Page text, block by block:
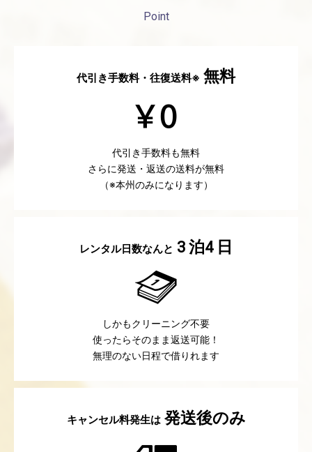
Point
代引き手数料・往復送料※ 無料
代引き手数料も無料
さらに発送・返送の送料が無料
（※本州のみになります）
レンタル日数なんと 3 泊4 日
しかもクリーニング不要
使ったらそのまま返送可能！
無理のない日程で借りれます
キャンセル料発生は 発送後のみ